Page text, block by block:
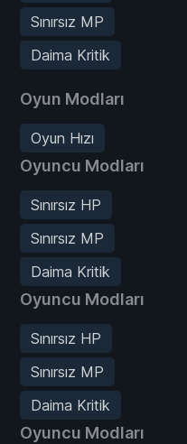
Sınırsız MP
Daima Kritik
Oyun Modları
Oyun Hızı
Oyuncu Modları
Sınırsız HP
Sınırsız MP
Daima Kritik
Oyuncu Modları
Sınırsız HP
Sınırsız MP
Daima Kritik
Oyuncu Modları